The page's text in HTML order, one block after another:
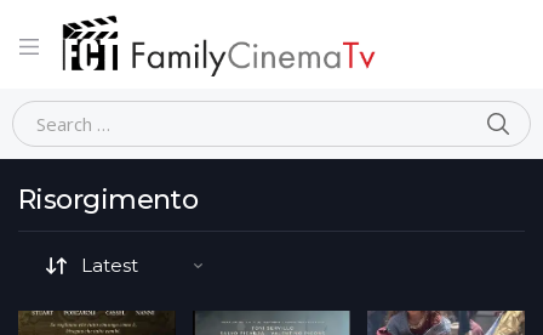
Home
Risorgimento